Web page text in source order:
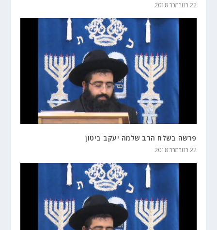
22 בנובמבר 2018
פרשה בשלח הרב שלמה יעקב ביטון
22 בנובמבר 2018